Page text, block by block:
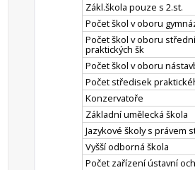
Zákl.škola pouze s 2.st.
Počet škol v oboru
Počet škol v oboru
praktických šk
Počet škol v oboru
Počet středisek
Konzervatoře
Základní umělecká škola
Jazykové školy s právem
Vyšší odborná škola
Počet zařízení ústavní